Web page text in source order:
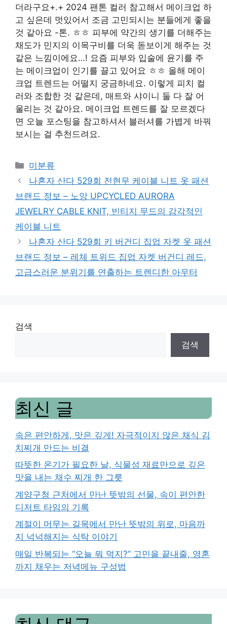
더라구요+.+ 2024 팬톤 컬러 참고해서 메이크업 하
고 싶은데 멋있어서 조금 고민되시는 분들에게 좋을
것 같아요 -톤. ㅎㅎ 피부에 약간의 생기를 더해주는
채도가 민지의 이목구비를 더욱 돋보이게 해주는 것
같은 느낌이에요…! 요즘 피부와 입술에 윤기를 주
는 메이크업이 인기를 끌고 있어요 ㅎㅎ 올해 메이
크업 트렌드는 어떨지 궁금하네요. 이렇게 피치 컬
러와 조합한 것 같은데, 매트와 샤이니 둘 다 잘 어
울리는 것 같아요. 메이크업 트렌드를 잘 모르겠다
면 오늘 포스팅을 참고하셔서 블러셔를 가볍게 바꿔
보시는 걸 추천드려요.
Categories
미분류
나혼자 산다 529회 전현무 케이블 니트 옷 패션
브랜드 정보 – 노앙 UPCYCLED AURORA
JEWELRY CABLE KNIT, 빈티지 무드의 감각적인
케이블 니트
나혼자 산다 529회 키 버건디 집업 자켓 옷 패션
브랜드 정보 – 레체 트위드 집업 자켓 버건디 레드,
고급스러운 분위기를 연출하는 트렌디한 아우터
검색
검색
최신 글
속은 편안하게, 맛은 깊게! 자극적이지 않은 채식 김
치찌개 만드는 비결
따뜻한 온기가 필요한 날, 식물성 재료만으로 깊은
맛을 내는 채수 찌개 한 그릇
계양구청 근처에서 만난 뜻밖의 선물, 속이 편안한
디저트 타임의 기록
계절이 머무는 길목에서 만난 뜻밖의 위로, 마음까
지 넉넉해지는 식탁 이야기
매일 반복되는 “오늘 뭐 먹지?” 고민을 끝내줄, 영혼
까지 채우는 저녁메뉴 구성법